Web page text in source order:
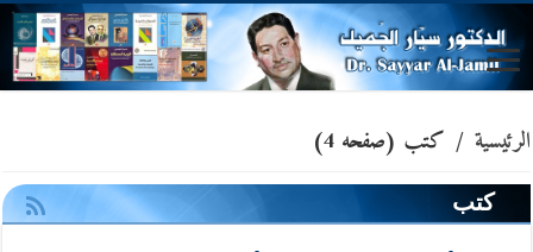
الرئيسية / كتب (صفحه 4)
كتب